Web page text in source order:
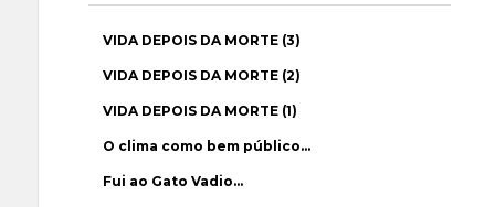
VIDA DEPOIS DA MORTE (3)
VIDA DEPOIS DA MORTE (2)
VIDA DEPOIS DA MORTE (1)
O clima como bem público…
Fui ao Gato Vadio…